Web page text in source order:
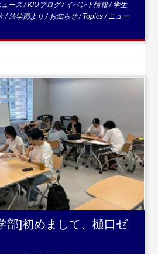
ュース/KIUブログ/ イベント情報/学生
/法学部より/お知らせ/Topics/ニュー
読む
部]初めまして、樋口ゼ